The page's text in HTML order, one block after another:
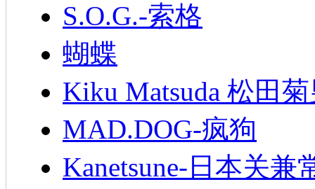
S.O.G.-索格
蝴蝶
Kiku Matsuda 松田
MAD.DOG-疯狗
Kanetsune-日本关兼